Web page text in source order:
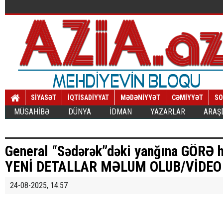
SİYASƏT İQTİSADİYYAT MƏDƏNİYYƏT CƏMİYYƏT
MÜSAHİBƏ DÜNYA İDMAN YAZARLAR
General “Sədərək”dəki yanğına
YENİ DETALLAR MƏLUM OLUB/VİDEO
24-08-2025, 14:57